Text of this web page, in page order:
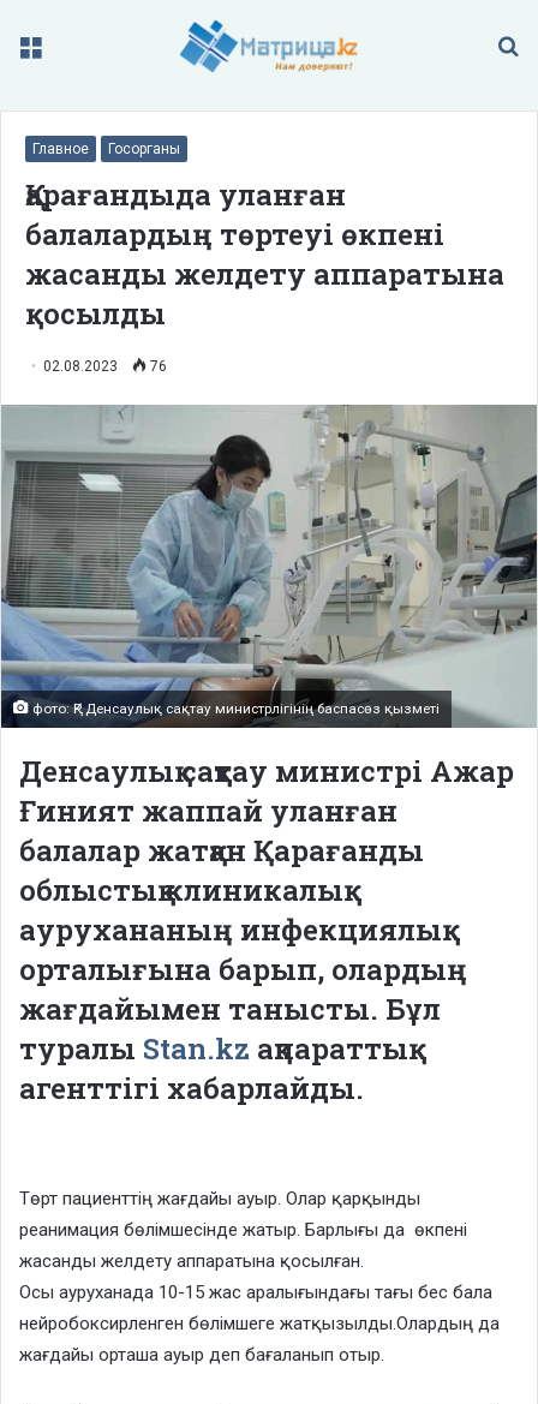
Меню
Главное Госорганы
Қарағандыда уланған
балалардың төртеуі өкпені
жасанды желдету аппаратына
қосылды
02.08.2023 76
фото: ҚР Денсаулық сақтау министрлігінің баспасөз қызметі
Денсаулық сақтау министрі Ажар
Ғиният жаппай уланған
балалар жатқан Қарағанды
облыстық клиникалық
аурухананың инфекциялық
орталығына барып, олардың
жағдайымен танысты. Бұл
туралы Stan.kz ақпараттық
агенттігі хабарлайды.
Төрт пациенттің жағдайы ауыр. Олар қарқынды
реанимация бөлімшесінде жатыр. Барлығы да өкпені
жасанды желдету аппаратына қосылған.
Осы ауруханада 10-15 жас аралығындағы тағы бес бала
нейробоксирленген бөлімшеге жатқызылды.Олардың да
жағдайы орташа ауыр деп бағаланып отыр.